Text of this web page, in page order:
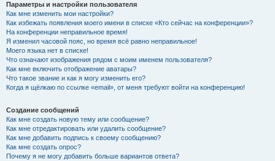
Параметры и настройки пользователя
Как мне изменить мои настройки?
Как избежать появления моего имени в списке «Кто сейчас на конференции»?
На конференции неправильное время!
Я изменил часовой пояс, но время всё равно неправильное!
Моего языка нет в списке!
Что означают изображения рядом с моим именем пользователя?
Как мне включить отображение аватары?
Что такое звание и как я могу изменить его?
Когда я щёлкаю по ссылке «email», от меня требуют войти на конференцию!
Создание сообщений
Как мне создать новую тему или сообщение?
Как мне отредактировать или удалить сообщение?
Как мне добавить подпись к своему сообщению?
Как мне создать опрос?
Почему я не могу добавить больше вариантов ответа?